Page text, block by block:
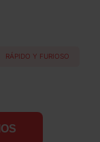
RÁPIDO Y FURIOSO